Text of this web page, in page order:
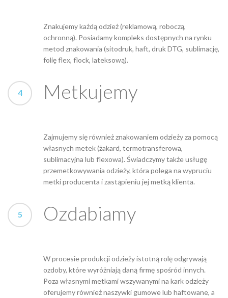
Znakujemy każdą odzież (reklamową, roboczą,
ochronną). Posiadamy kompleks dostępnych na rynku
metod znakowania (sitodruk, haft, druk DTG, sublimację,
folię flex, flock, lateksową).
Metkujemy
Zajmujemy się również znakowaniem odzieży za pomocą
własnych metek (żakard, termotransferowa,
sublimacyjna lub flexowa). Świadczymy także usługę
przemetkowywania odzieży, która polega na wypruciu
metki producenta i zastąpieniu jej metką klienta.
Ozdabiamy
W procesie produkcji odzieży istotną rolę odgrywają
ozdoby, które wyróżniają daną firmę spośród innych.
Poza własnymi metkami wszywanymi na kark odzieży
oferujemy również naszywki gumowe lub haftowane, a